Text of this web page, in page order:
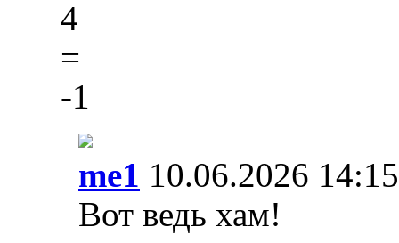
4
=
-1
me1 10.06.2026 14:15
Вот ведь хам!